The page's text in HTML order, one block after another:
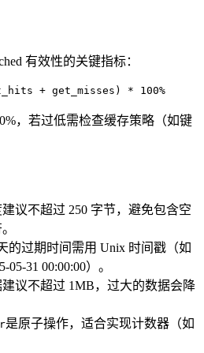
有效性的关键指标：
+ get_misses) * 100%
，若过低需检查缓存策略（如键
议不超过 250 字节，避免包含空
的过期时间需用 Unix 时间戳（如
05-31 00:00:00）。
议不超过 1MB，过大的数据会降
是原子操作，适合实现计数器（如